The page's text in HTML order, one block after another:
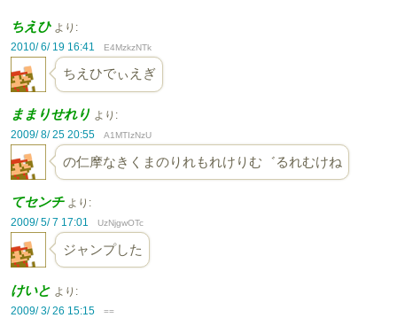
ちえひ より:
2010/ 6/ 19 16:41
E4MzkzNTk
ちえひでぃえぎ
ままりせれり より:
2009/ 8/ 25 20:55
A1MTIzNzU
の仁摩なきくまのりれもれけりむ゛るれむけね
てセンチ より:
2009/ 5/ 7 17:01
UzNjgwOTc
ジャンプした
けいと より:
2009/ 3/ 26 15:15
==